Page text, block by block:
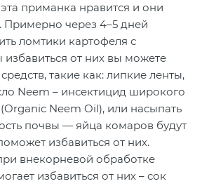
приманка нравится и они
Примерно через 4–5 дней
ломтики картофеля с
от них вы можете
такие как: липкие ленты,
Neem – инсектицид широкого
Neem Oil), или насыпать
почвы — яйца комаров будут
избавиться от них.
внекорневой обработке
избавиться от них – сок